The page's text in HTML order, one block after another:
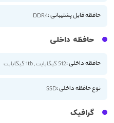
حافظه قابل پشتیبانی :DDR4
حافظه داخلی
حافظه داخلی :512 گیگابایت , 1tb گیگابایت
نوع حافظه داخلی :SSD
گرافیک